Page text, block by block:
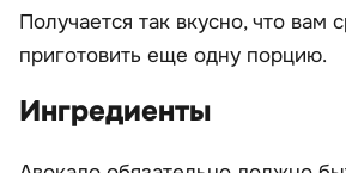
Получается так вкусно, что вам
приготовить еще одну порцию.
Ингредиенты